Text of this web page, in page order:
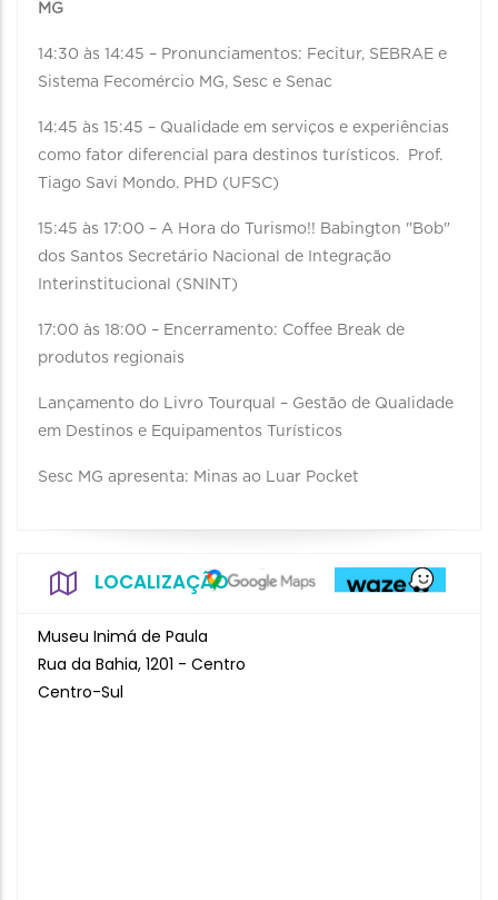
MG
14:30 às 14:45 – Pronunciamentos: Fecitur, SEBRAE e
Sistema Fecomércio MG, Sesc e Senac
14:45 às 15:45 – Qualidade em serviços e experiências
como fator diferencial para destinos turísticos. Prof.
Tiago Savi Mondo. PHD (UFSC)
15:45 às 17:00 – A Hora do Turismo!! Babington "Bob"
dos Santos Secretário Nacional de Integração
Interinstitucional (SNINT)
17:00 às 18:00 – Encerramento: Coffee Break de
produtos regionais
Lançamento do Livro Tourqual – Gestão de Qualidade
em Destinos e Equipamentos Turísticos
Sesc MG apresenta: Minas ao Luar Pocket
LOCALIZAÇÃO
Museu Inimá de Paula
Rua da Bahia, 1201 - Centro
Centro-Sul